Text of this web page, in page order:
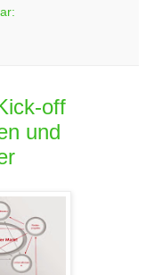
off
und